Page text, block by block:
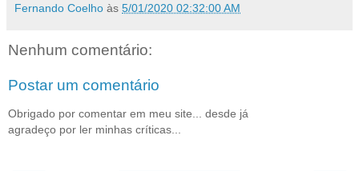
Fernando Coelho às 5/01/2020 02:32:00 AM
Nenhum comentário:
Postar um comentário
Obrigado por comentar em meu site... desde já
agradeço por ler minhas críticas...